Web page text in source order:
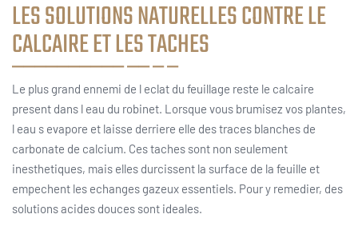
LES SOLUTIONS NATURELLES CONTRE LE
CALCAIRE ET LES TACHES
Le plus grand ennemi de l eclat du feuillage reste le calcaire
present dans l eau du robinet. Lorsque vous brumisez vos plantes,
l eau s evapore et laisse derriere elle des traces blanches de
carbonate de calcium. Ces taches sont non seulement
inesthetiques, mais elles durcissent la surface de la feuille et
empechent les echanges gazeux essentiels. Pour y remedier, des
solutions acides douces sont ideales.